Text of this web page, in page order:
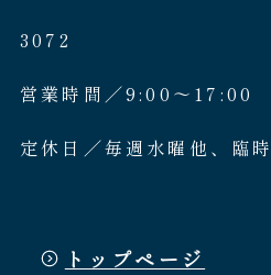
3072
営業時間／9:00〜17:00
定休日／毎週水曜他、臨
トップページ